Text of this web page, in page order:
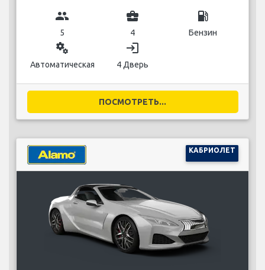
group
5
business_center
4
local_gas_station
Бензин
miscellaneous_services
Автоматическая
login
4 Дверь
ПОСМОТРЕТЬ...
КАБРИОЛЕТ